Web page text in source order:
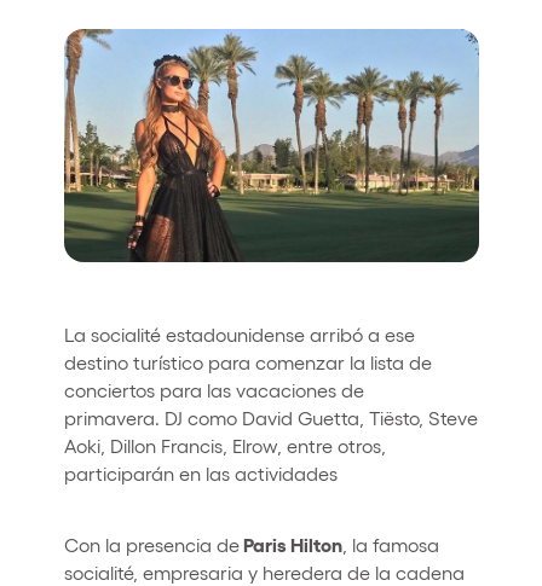
Who we are
Do you want to work with us?
elrow News
Follow us on tiktok
Follow us on facebook
Follow us on instagram
Follow us on twitter
Follow us on linkedin
Follow us on youtube
Sustainability Policy
La socialité estadounidense arribó a ese
destino turístico para comenzar la lista de
conciertos para las vacaciones de
primavera. DJ como David Guetta, Tiësto, Steve
Aoki, Dillon Francis, Elrow, entre otros,
participarán en las actividades
Con la presencia deParis Hilton, la famosa
socialité, empresaria y heredera de la cadena